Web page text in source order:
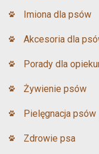
Imiona dla psów
Akcesoria dla
Porady dla
Żywienie psów
Pielęgnacja psów
Zdrowie psa